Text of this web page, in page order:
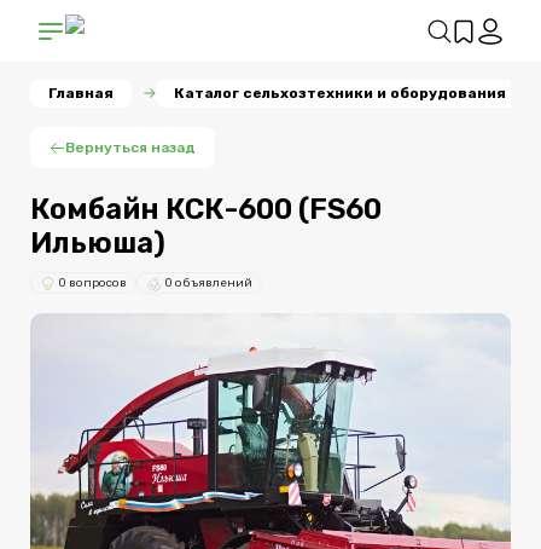
Главная Каталог сельхозтехники и оборудования
Вернуться назад
Комбайн КСК-600 (FS60
Ильюша)
0 вопросов 0 объявлений